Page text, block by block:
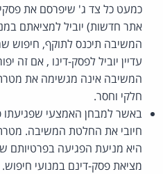
כמעט כל צד ג' שיפרסם את
אתר חדשות) יוביל למציאתם
המשיבה תיכנס לתוקף, חיפוש
עדיין יוביל לפסק-דינו , אם זה
המשיבה אינה מגשימה את
חלקי וחסר.
באשר למבחן האמצעי שפגיעתו
חיובי את החלטת המשיבה.
היא מניעת הפגיעה בפרטיותם
מציאת פסק-דינם במנועי